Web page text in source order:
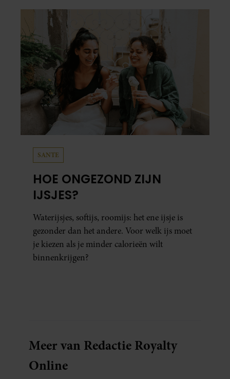
SANTE
HOE ONGEZOND ZIJN
IJSJES?
Waterijsjes, softijs, roomijs: het ene ijsje is
gezonder dan het andere. Voor welk ijs moet
je kiezen als je minder calorieën wilt
binnenkrijgen?
Meer van Redactie Royalty
Online